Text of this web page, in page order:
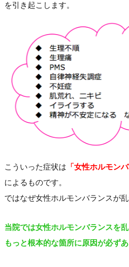
を引き起こします。
こういった症状は 「女性ホルモン
によるものです。
ではなぜ女性ホルモンバランスが乱
当院では女性ホルモンバランスを乱
もっと根本的な箇所に原因が必ず